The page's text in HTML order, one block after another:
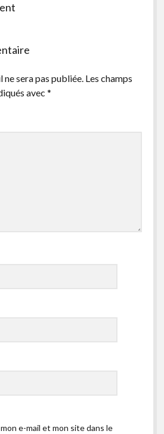
sera pas publiée. Les champs
avec *
e-mail et mon site dans le